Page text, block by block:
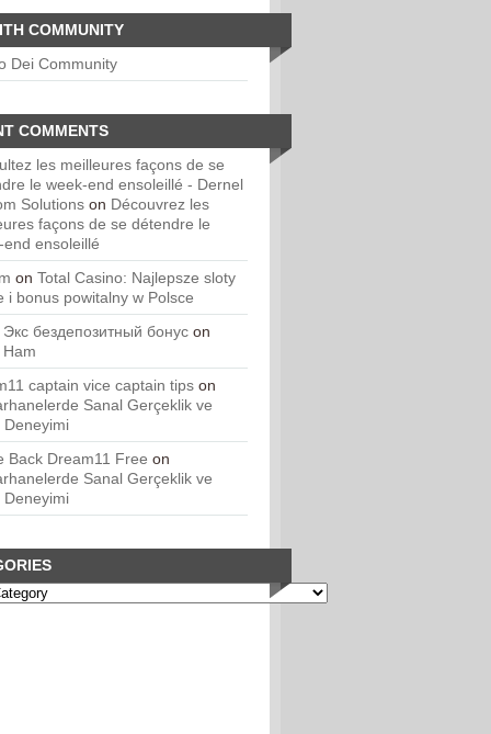
COMMUNITY
Dei Community
COMMENTS
les meilleures façons de se
le week-end ensoleillé - Dernel
Solutions on Découvrez les
façons de se détendre le
end ensoleillé
on Total Casino: Najlepsze sloty
i bonus powitalny w Polsce
бездепозитный бонус on
Ham
captain vice captain tips on
Sanal Gerçeklik ve
Deneyimi
Back Dream11 Free on
Sanal Gerçeklik ve
Deneyimi